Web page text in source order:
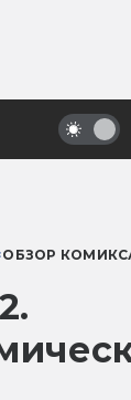
ОБЗОР